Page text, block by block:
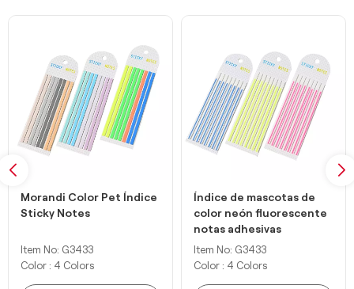
Morandi Color Pet Índice
Sticky Notes
Item No: G3433
Color : 4 Colors
Índice de mascotas de
color neón fluorescente
notas adhesivas
Item No: G3433
Color : 4 Colors